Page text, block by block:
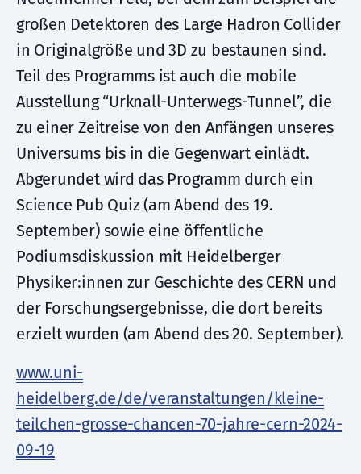
großen Detektoren des Large Hadron Collider
in Originalgröße und 3D zu bestaunen sind.
Teil des Programms ist auch die mobile
Ausstellung “Urknall-Unterwegs-Tunnel”, die
zu einer Zeitreise von den Anfängen unseres
Universums bis in die Gegenwart einlädt.
Abgerundet wird das Programm durch ein
Science Pub Quiz (am Abend des 19.
September) sowie eine öffentliche
Podiumsdiskussion mit Heidelberger
Physiker:innen zur Geschichte des CERN und
der Forschungsergebnisse, die dort bereits
erzielt wurden (am Abend des 20. September).
www.uni-
heidelberg.de/de/veranstaltungen/kleine-
teilchen-grosse-chancen-70-jahre-cern-2024-
09-19